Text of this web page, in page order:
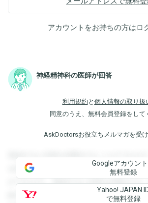
アカウントをお持ちの方はロ
神経精神科の医師が回答
利用規約 と 個人情報の取り扱
同意のうえ、無料会員登録をして
AskDoctorsお役立ちメルマガを受
登録すると回答を閲覧することができま
を閲覧することができます。登録すると
ができます。登録すると回答を閲覧する
録すると回答を閲覧することができます
Googleアカウン
無料登録
Yahoo! JAPAN
で無料登録